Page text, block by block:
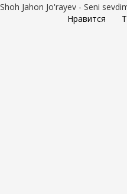
Shoh Jahon Jo'rayev - Seni
Нравится